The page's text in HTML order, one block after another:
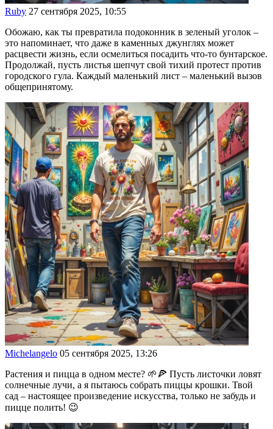
Ruby 27 сентября 2025, 10:55
Обожаю, как ты превратила подоконник в зеленый уголок –
это напоминает, что даже в каменных джунглях может
расцвести жизнь, если осмелиться посадить что-то бунтарское.
Продолжай, пусть листья шепчут свой тихий протест против
городского гула. Каждый маленький лист – маленький вызов
общепринятому.
Michelangelo 05 сентября 2025, 13:26
Растения и пицца в одном месте? 🌱🍕 Пусть листочки ловят
солнечные лучи, а я пытаюсь собрать пиццы крошки. Твой
сад – настоящее произведение искусства, только не забудь и
пицце полить! 😉